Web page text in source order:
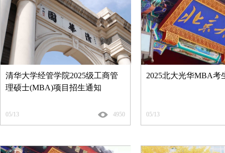
清华大学经管学院2025级工商管
理硕士(MBA)项目招生通知
05/13 4950
2025北大光华MBA考
05/13